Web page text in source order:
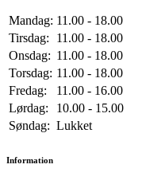
Mandag: 11.00 - 18.00
Tirsdag:
11.00 - 18.00
Onsdag: 11.00 - 18.00
Torsdag: 11.00 - 18.00
Fredag:
11.00 - 16.00
Lørdag:
10.00 - 15.00
Søndag: Lukket
Information